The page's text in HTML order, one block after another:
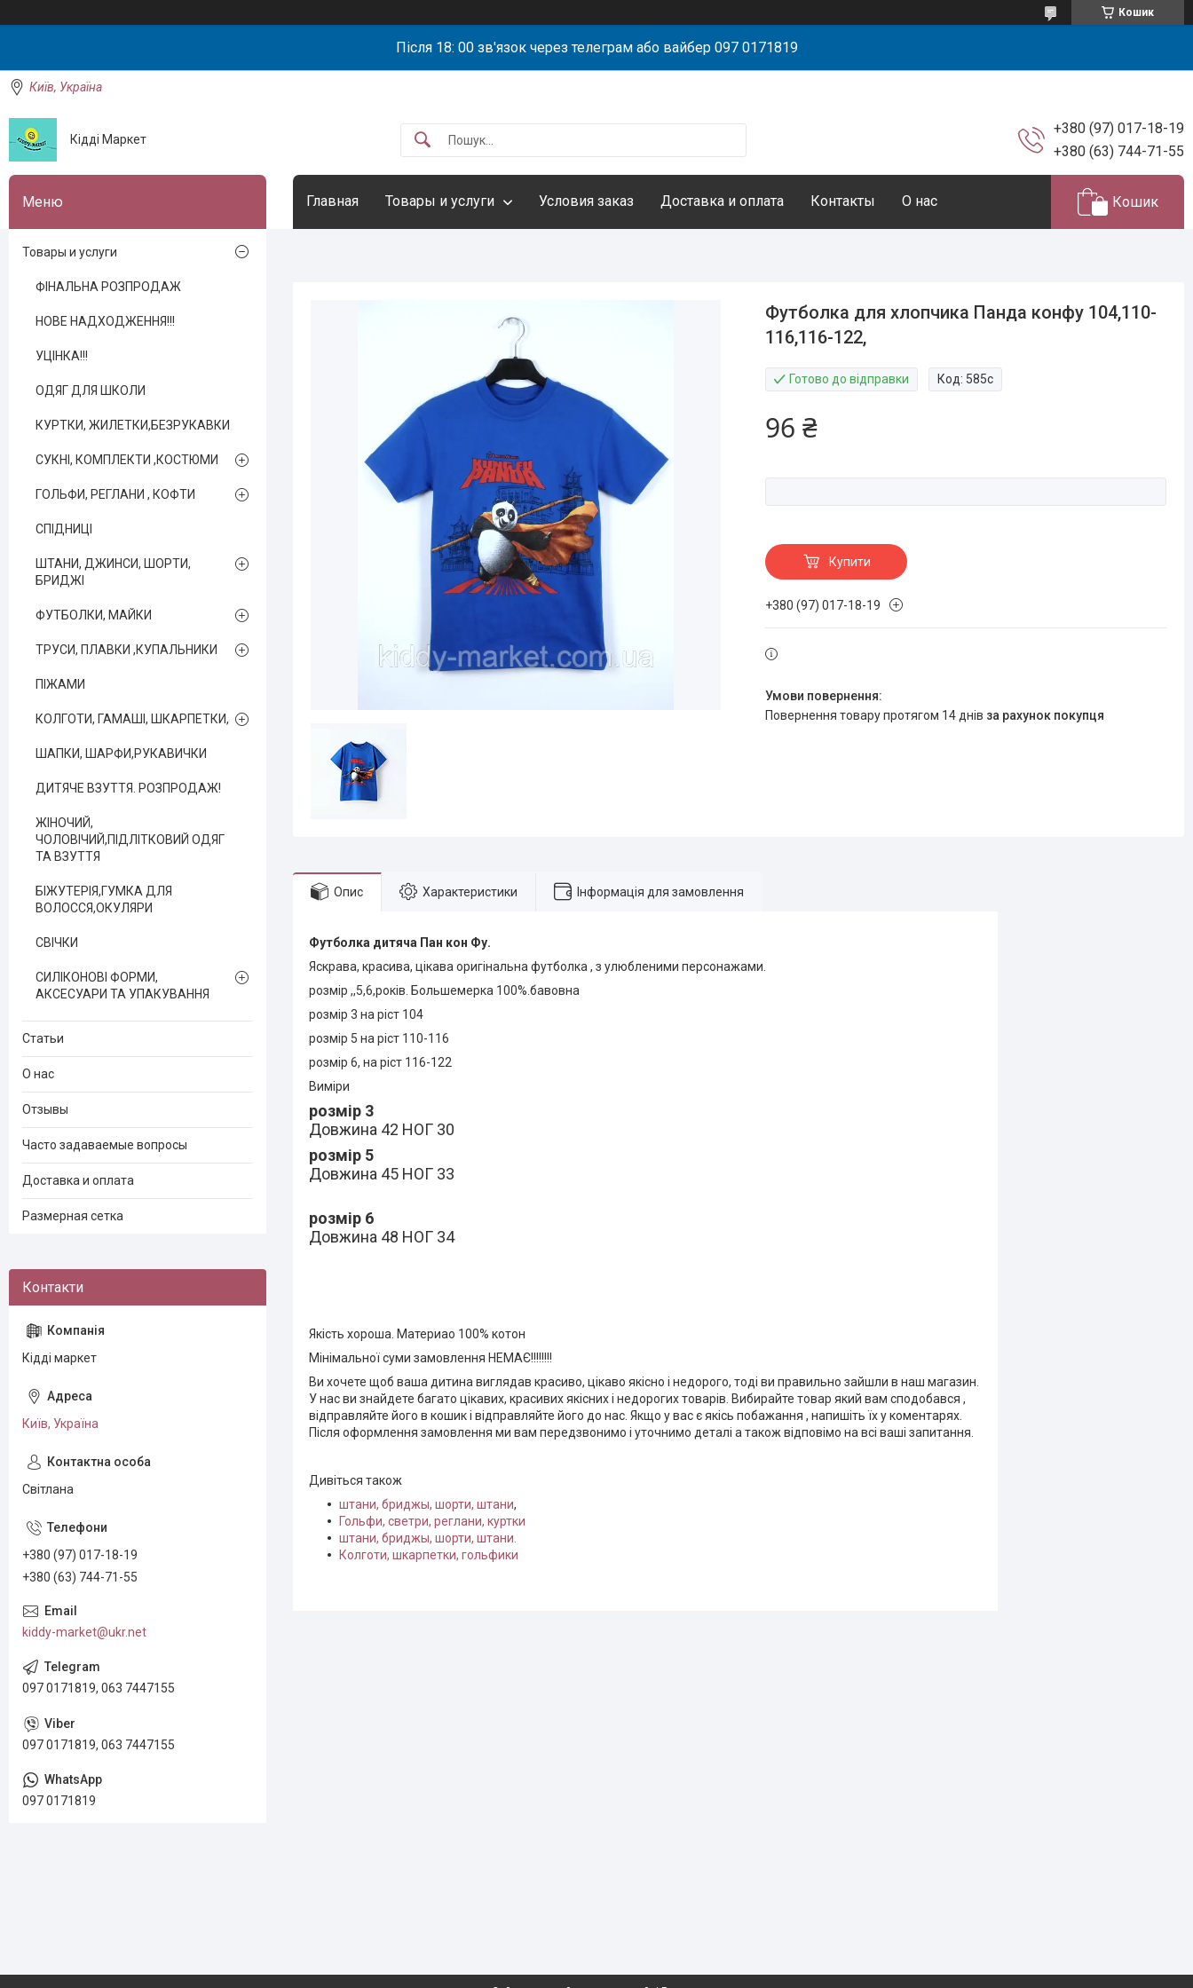
Кошик
Після 18: 00 зв'язок через телеграм або вайбер 097 0171819
Київ, Україна
Кідді Маркет
+380 (97) 017-18-19
+380 (63) 744-71-55
Главная Товары и услуги Условия заказ Доставка и оплата Контакты О нас Кошик
Футболка для хлопчика Панда конфу 104,110-
116,116-122,
Готово до відправки Код: 585с
96 ₴
Купити
+380 (97) 017-18-19
повернення товару протягом 14 днів за рахунок покупця
Опис Характеристики Інформація для замовлення
Футболка дитяча Пан кон Фу.
Яскрава, красива, цікава оригінальна футболка , з улюбленими персонажами.
розмір ,,5,6,років. Большемерка 100%.бавовна
розмір 3 на ріст 104
розмір 5 на ріст 110-116
розмір 6, на ріст 116-122
Виміри
розмір 3
Довжина 42 НОГ 30
розмір 5
Довжина 45 НОГ 33
розмір 6
Довжина 48 НОГ 34
Якість хороша. Материао 100% котон
Мінімальної суми замовлення НЕМАЄ!!!!!!!!
Ви хочете щоб ваша дитина виглядав красиво, цікаво якісно і недорого, тоді ви правильно зайшли в наш магазин.
У нас ви знайдете багато цікавих, красивих якісних і недорогих товарів. Вибирайте товар який вам сподобався ,
відправляйте його в кошик і відправляйте його до нас. Якщо у вас є якісь побажання , напишіть їх у коментарях.
Після оформлення замовлення ми вам передзвонимо і уточнимо деталі а також відповімо на всі ваші запитання.
Дивіться також
штани, бриджы, шорти, штани,
Гольфи, светри, реглани, куртки
штани, бриджы, шорти, штани.
Колготи, шкарпетки, гольфики
Товары и услуги
ФІНАЛЬНА РОЗПРОДАЖ
НОВЕ НАДХОДЖЕННЯ!!!
УЦІНКА!!!
ОДЯГ ДЛЯ ШКОЛИ
КУРТКИ, ЖИЛЕТКИ,БЕЗРУКАВКИ
СУКНІ, КОМПЛЕКТИ ,КОСТЮМИ
ГОЛЬФИ, РЕГЛАНИ , КОФТИ
СПІДНИЦІ
ШТАНИ, ДЖИНСИ, ШОРТИ,
БРИДЖІ
ФУТБОЛКИ, МАЙКИ
ТРУСИ, ПЛАВКИ ,КУПАЛЬНИКИ
ПІЖАМИ
КОЛГОТИ, ГАМАШІ, ШКАРПЕТКИ,
ШАПКИ, ШАРФИ,РУКАВИЧКИ
ДИТЯЧЕ ВЗУТТЯ. РОЗПРОДАЖ!
ЖІНОЧИЙ,
ЧОЛОВІЧИЙ,ПІДЛІТКОВИЙ ОДЯГ
ТА ВЗУТТЯ
БІЖУТЕРІЯ,ГУМКА ДЛЯ
ВОЛОССЯ,ОКУЛЯРИ
СВІЧКИ
СИЛІКОНОВІ ФОРМИ,
АКСЕСУАРИ ТА УПАКУВАННЯ
Статьи
О нас
Отзывы
Часто задаваемые вопросы
Доставка и оплата
Размерная сетка
Кідді маркет
Київ, Україна
Світлана
+380 (97) 017-18-19
+380 (63) 744-71-55
kiddy-market@ukr.net
097 0171819, 063 7447155
097 0171819, 063 7447155
097 0171819